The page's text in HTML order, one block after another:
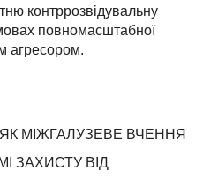
контррозвідувальну
повномасштабної
агресором.
ЯК МІЖГАЛУЗЕВЕ ВЧЕННЯ
ЗАХИСТУ ВІД